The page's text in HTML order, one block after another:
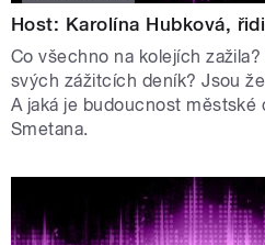
Host: Karolína Hubková,
Co všechno na kolejích
svých zážitcích deník? Jsou
A jaká je budoucnost městské
Smetana.